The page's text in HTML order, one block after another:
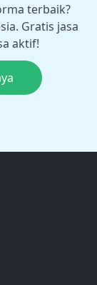
terbaik?
Gratis jasa
aktif!